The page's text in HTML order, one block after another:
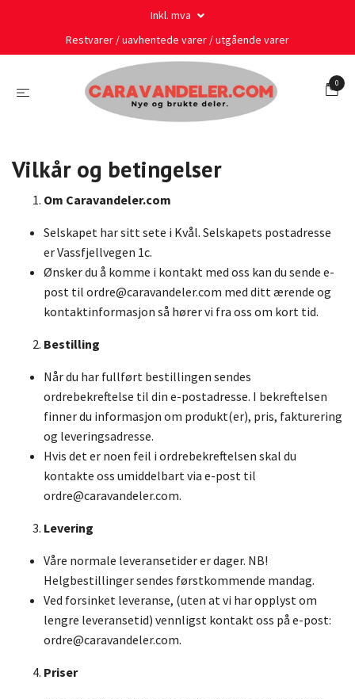
Inkl. mva
Restvarer / uavhentede varer / utgående varer
0
Vilkår og betingelser
Om Caravandeler.com
Selskapet har sitt sete i Kvål. Selskapets postadresse
er Vassfjellvegen 1c.
Ønsker du å komme i kontakt med oss kan du sende e-
post til ordre@caravandeler.com med ditt ærende og
kontaktinformasjon så hører vi fra oss om kort tid.
Bestilling
Når du har fullført bestillingen sendes
ordrebekreftelse til din e-postadresse. I bekreftelsen
finner du informasjon om produkt(er), pris, fakturering
og leveringsadresse.
Hvis det er noen feil i ordrebekreftelsen skal du
kontakte oss umiddelbart via e-post til
ordre@caravandeler.com.
Levering
Våre normale leveransetider er dager. NB!
Helgbestillinger sendes førstkommende mandag.
Ved forsinket leveranse, (uten at vi har opplyst om
lengre leveransetid) vennligst kontakt oss på e-post:
ordre@caravandeler.com.
Priser